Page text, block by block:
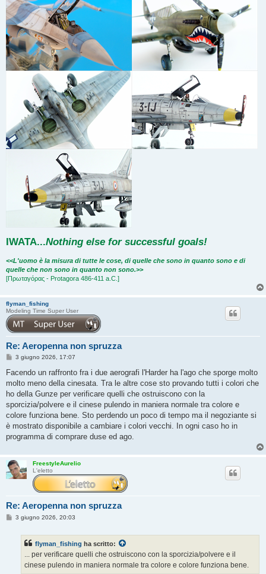
IWATA...Nothing else for successful goals!
<<L'uomo è la misura di tutte le cose, di quelle che sono in quanto sono e di
quelle che non sono in quanto non sono.>>
[Πρωταγόρας - Protagora 486-411 a.C.]
flyman_fishing
Modeling Time Super User
Re: Aeropenna non spruzza
M
s
a
g
i
o
3 giugno 2026, 17:07
Facendo un raffronto fra i due aerografi l'Harder ha l'ago che sporge molto
molto meno della cinesata. Tra le altre cose sto provando tutti i colori che
ho della Gunze per verificare quelli che ostruiscono con la
sporcizia/polvere e il cinese pulendo in maniera normale tra colore e
colore funziona bene. Sto perdendo un poco di tempo ma il negoziante si
è mostrato disponibile a cambiare i colori vecchi. In ogni caso ho in
programma di comprare duse ed ago.
FreestyleAurelio
L'eletto
Re: Aeropenna non spruzza
M3 giugno 2026, 20:03
flyman_fishing ha scritto:
... per verificare quelli che ostruiscono con la sporcizia/polvere e il
cinese pulendo in maniera normale tra colore e colore funziona bene.